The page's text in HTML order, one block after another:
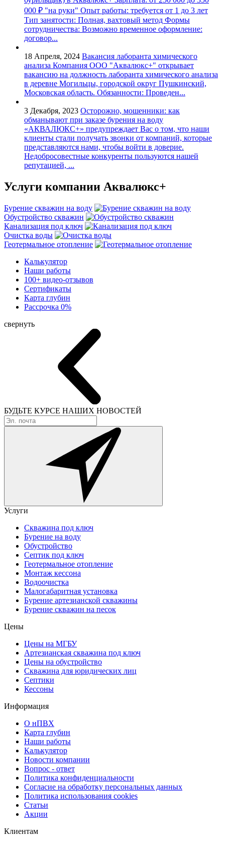
000 ₽ "на руки" Опыт работы: требуется от 1 до 3 лет
Тип занятости: Полная, вахтовый метод Формы
сотрудничества: Возможно временное оформление:
договор...
18 Апреля, 2024 Вакансия лаборанта химического
анализа Компания ООО "Аквалюкс+" открывает
вакансию на должность лаборанта химического анализа
в деревне Могильцы, городской округ Пушкинский,
Московская область. Обязанности: Проведен...
3 Декабря, 2023 Осторожно, мошенники: как
обманывают при заказе бурения на воду
«АКВАЛЮКС+» предупреждает Вас о том, что наши
клиенты стали получать звонки от компаний, которые
представляются нами, чтобы войти в доверие.
Недобросовестные конкуренты пользуются нашей
репутацией, ...
Услуги компании Аквалюкс+
Бурение скважин на воду
Обустройство скважин
Канализация под ключ
Очистка воды
Геотермальное отопление
Калькулятор
Наши работы
100+ видео-отзывов
Сертификаты
Карта глубин
Рассрочка 0%
свернуть
БУДЬТЕ КУРСЕ НАШИХ НОВОСТЕЙ
Услуги
Скважина под ключ
Бурение на воду
Обустройство
Септик под ключ
Геотермальное отопление
Монтаж кессона
Водоочистка
Малогабаритная установка
Бурение артезианской скважины
Бурение скважин на песок
Цены
Цены на МГБУ
Артезианская скважина под ключ
Цены на обустройство
Скважина для юридических лиц
Септики
Кессоны
Информация
О нПВХ
Карта глубин
Наши работы
Калькулятор
Новости компании
Вопрос - ответ
Политика конфиденциальности
Согласие на обработку персональных данных
Политика использования cookies
Статьи
Акции
Клиентам